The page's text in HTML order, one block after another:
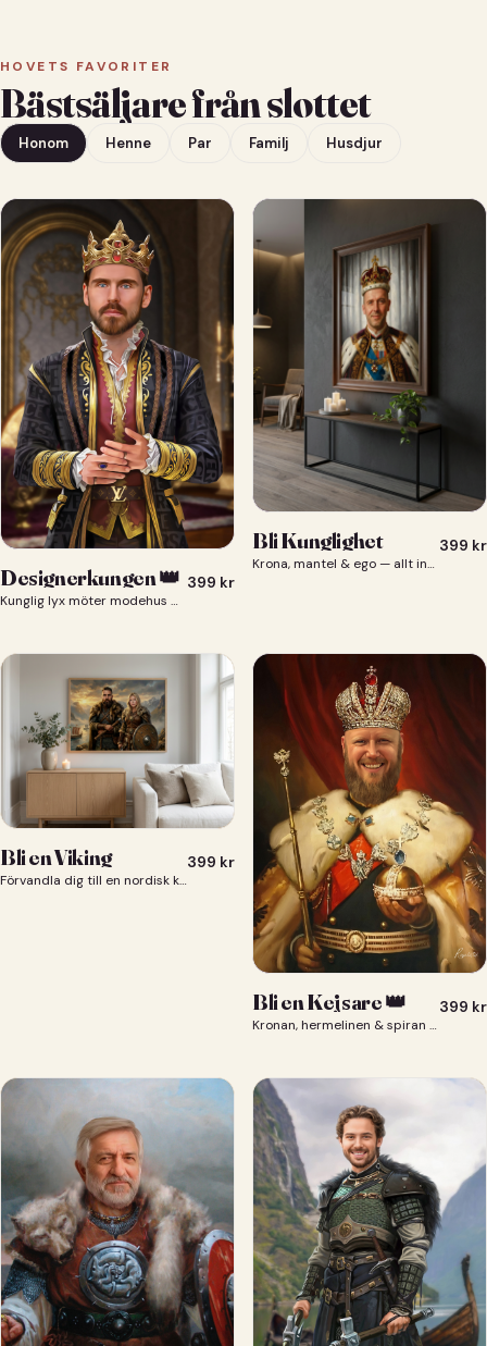
HOVETS FAVORITER
Bästsäljare från slottet
Honom Henne Par Familj Husdjur
Designerkungen 👑
Kunglig lyx möter modehus — du som designerkung 👑
399 kr
Bli Kunglighet
Krona, mantel & ego — allt ingår 👑
399 kr
Bli en Viking
Förvandla dig till en nordisk krigare i ett episkt vikingaporträtt.
399 kr
Bli en Kejsare 👑
Kronan, hermelinen & spiran — du som kejsare 👑
399 kr